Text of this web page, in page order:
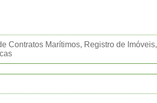
Contratos Marítimos, Registro de Imóveis,